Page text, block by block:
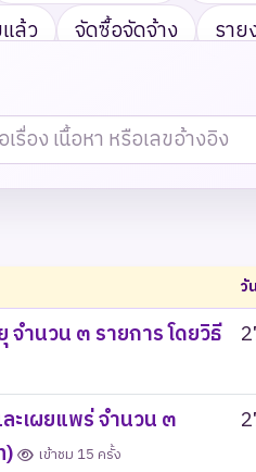
ล้ว จัดซื้อจัดจ้าง รา
วั
ำนวน ๓ รายการ โดยวิธี
เผยแพร่ จำนวน ๓
)
เข้าชม 15 ครั้ง